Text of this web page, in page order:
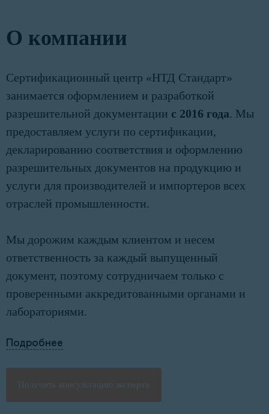
О компании
Сертификационный центр «НТД Стандарт»
занимается оформлением и разработкой
разрешительной документации с 2016 года. Мы
предоставляем услуги по сертификации,
декларированию соответствия и оформлению
разрешительных документов на продукцию и
услуги для производителей и импортеров всех
отраслей промышленности.
Мы дорожим каждым клиентом и несем
ответственность за каждый выпущенный
документ, поэтому сотрудничаем только с
проверенными аккредитованными органами и
лабораториями.
Подробнее
Получить консультацию эксперта